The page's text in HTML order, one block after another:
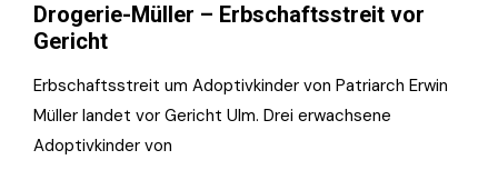
Drogerie-Müller – Erbschaftsstreit vor
Gericht
Erbschaftsstreit um Adoptivkinder von Patriarch Erwin
Müller landet vor Gericht Ulm. Drei erwachsene
Adoptivkinder von